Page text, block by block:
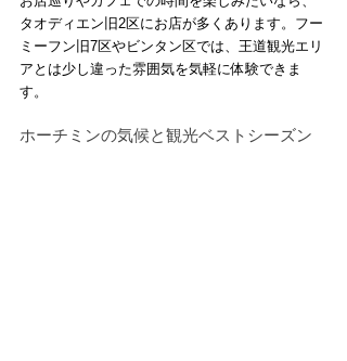
タオディエン旧2区にお店が多くあります。フー
ミーフン旧7区やビンタン区では、王道観光エリ
アとは少し違った雰囲気を気軽に体験できま
す。
ホーチミンの気候と観光ベストシーズン